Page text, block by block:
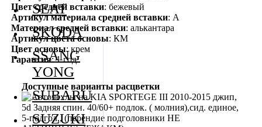
Цвет средней вставки: бежевый
Артикул материала средней вставки: А
Материал средней вставки: алькантара
Артикул цвета основы: КМ
Цвет основы: крем
Гарантия: 1 год
Доступные варианты расцветки
SEAT
SKODA
SSANG
YONG
SUBARU
SUZUKI